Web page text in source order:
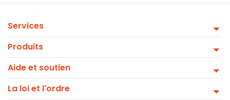
Services
Produits
Aide et soutien
La loi et l'ordre